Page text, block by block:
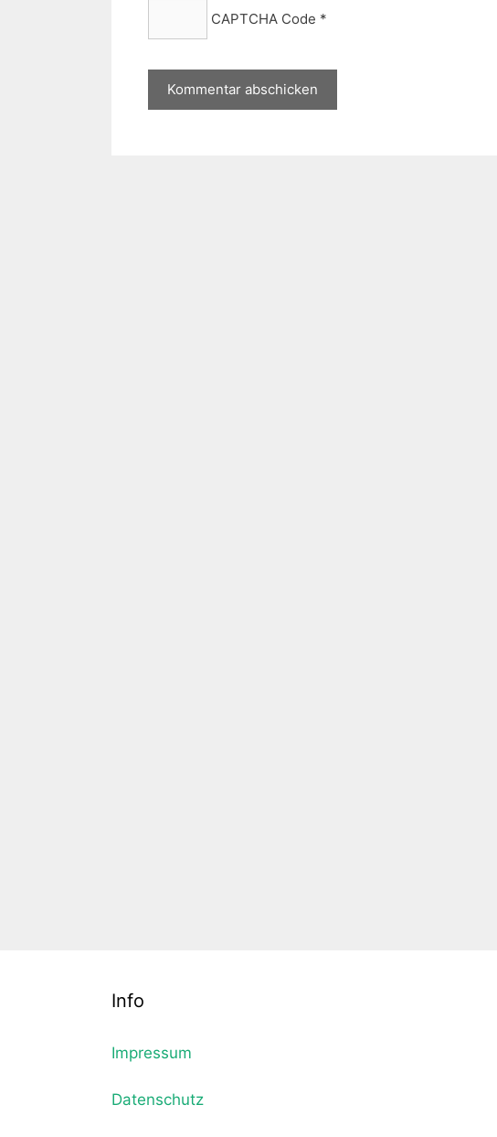
CAPTCHA Code *
Info
Impressum
Datenschutz